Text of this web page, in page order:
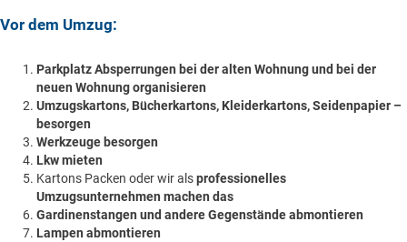
Vor dem Umzug:
Parkplatz Absperrungen bei der alten Wohnung und bei der
neuen Wohnung organisieren
Umzugskartons, Bücherkartons, Kleiderkartons, Seidenpapier –
besorgen
Werkzeuge besorgen
Lkw mieten
Kartons Packen oder wir alsprofessionelles
Umzugsunternehmen machen das
Gardinenstangen und andere Gegenstände abmontieren
Lampen abmontieren